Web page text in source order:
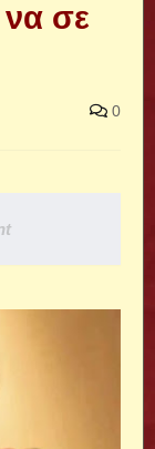
σε
0